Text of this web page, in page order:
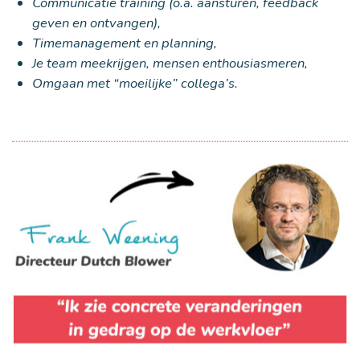
geven en ontvangen),
Timemanagement en planning,
Je team meekrijgen, mensen enthousiasmeren,
Omgaan met “moeilijke” collega’s.